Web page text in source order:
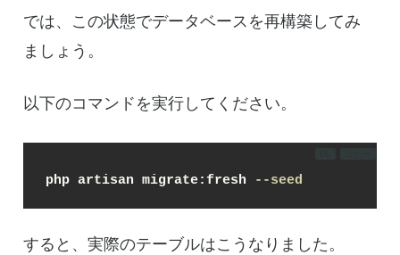
では、この状態でデータベースを再構築してみ
ましょう。
以下のコマンドを実行してください。
php artisan migrate:fresh --seed
すると、実際のテーブルはこうなりました。